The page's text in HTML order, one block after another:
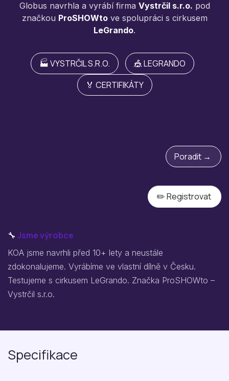
Globus navrhla a vyrábí firma Vystrčil s.r.o. pod
značkou ProSHOWtove spolupráci s cirkusem
LeGrando.
🏭 VYSTRČIL S.R.O.
🎪 LEGRANDO
🏅 CERTIFIKÁTY
Poradit →
✏️ Registrovat
🔧 Jsme výrobce
KOA jsme navrhli před 10+ lety a neustále
zdokonalujeme. Vyrábíme ve vlastní dílně v Česku.
Testujeme s cirkusem LeGrando. Značka ProSHOWto –
Vystrčil s.r.o.
Specifikace